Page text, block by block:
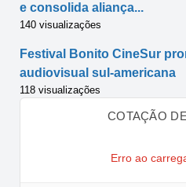
e consolida aliança...
140 visualizações
Festival Bonito CineSur
audiovisual sul-americana
118 visualizações
COTAÇÃO
Erro ao